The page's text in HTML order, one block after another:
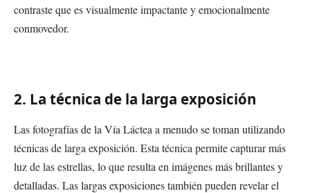
contraste que es visualmente impactante y emocionalmente
conmovedor.
2. La técnica de la larga exposición
Las fotografías de la Vía Láctea a menudo se toman utilizando
técnicas de larga exposición. Esta técnica permite capturar más
luz de las estrellas, lo que resulta en imágenes más brillantes y
detalladas. Las largas exposiciones también pueden revelar el